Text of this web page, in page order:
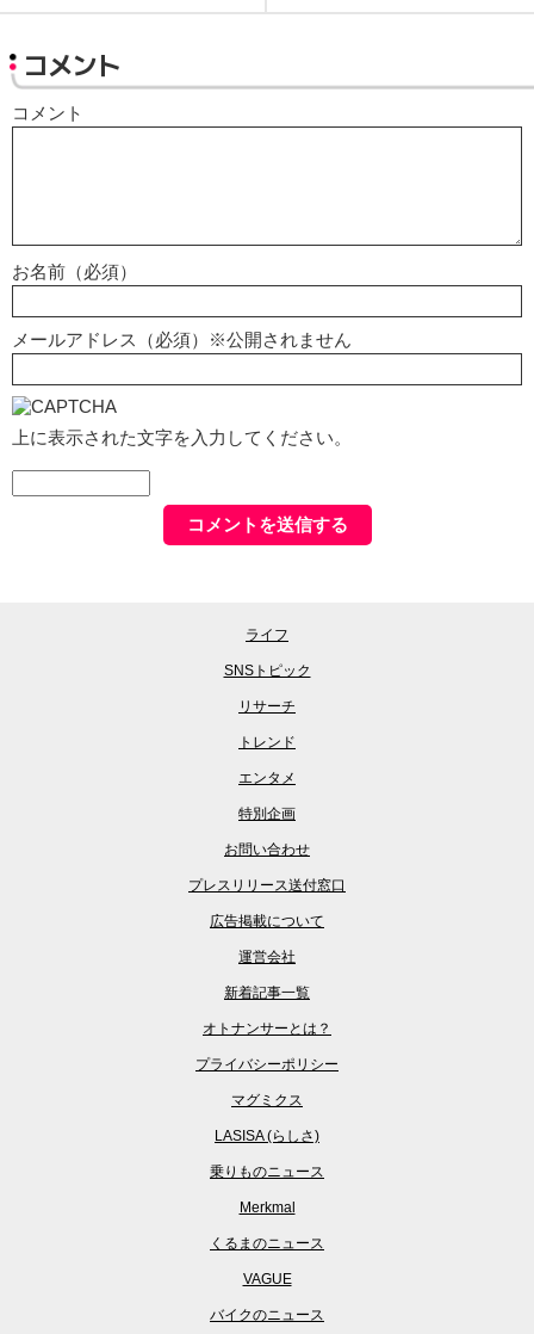
コメント
コメント
お名前（必須）
メールアドレス（必須）※公開されません
上に表示された文字を入力してください。
ライフ
SNSトピック
リサーチ
トレンド
エンタメ
特別企画
お問い合わせ
プレスリリース送付窓口
広告掲載について
運営会社
新着記事一覧
オトナンサーとは？
プライバシーポリシー
マグミクス
LASISA (らしさ)
乗りものニュース
Merkmal
くるまのニュース
VAGUE
バイクのニュース